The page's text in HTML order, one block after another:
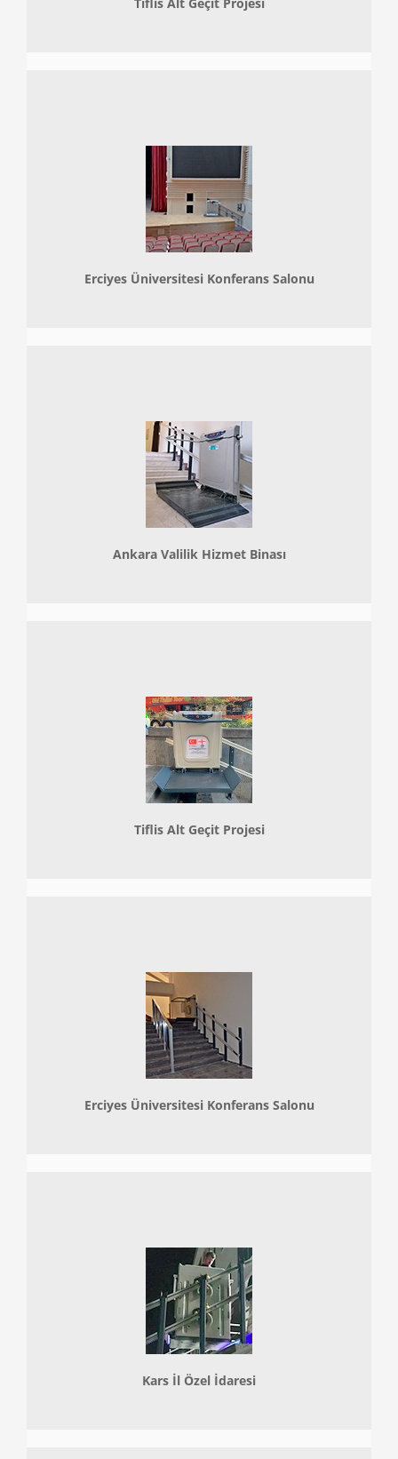
Erciyes Üniversitesi Konferans Salonu
Ankara Valilik Hizmet Binası
Tiflis Alt Geçit Projesi
Erciyes Üniversitesi Konferans Salonu
Kars İl Özel İdaresi